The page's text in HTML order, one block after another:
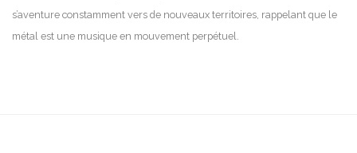
s’aventure constamment vers de nouveaux territoires, rappelant que le
métal est une musique en mouvement perpétuel.